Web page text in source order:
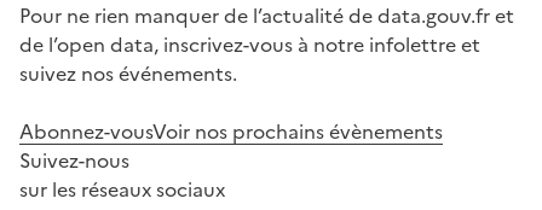
Pour ne rien manquer de l’actualité de data.gouv.fr et
de l’open data, inscrivez-vous à notre infolettre et
suivez nos événements.
Abonnez-vousVoir nos prochains évènements
Suivez-nous
sur les réseaux sociaux